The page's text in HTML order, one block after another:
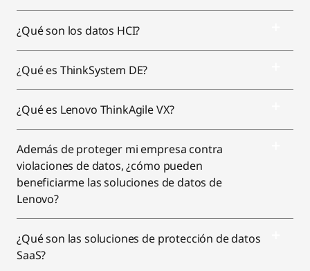
¿Qué son los datos HCI?
¿Qué es ThinkSystem DE?
¿Qué es Lenovo ThinkAgile VX?
Además de proteger mi empresa contra
violaciones de datos, ¿cómo pueden
beneficiarme las soluciones de datos de
Lenovo?
¿Qué son las soluciones de protección de datos
SaaS?